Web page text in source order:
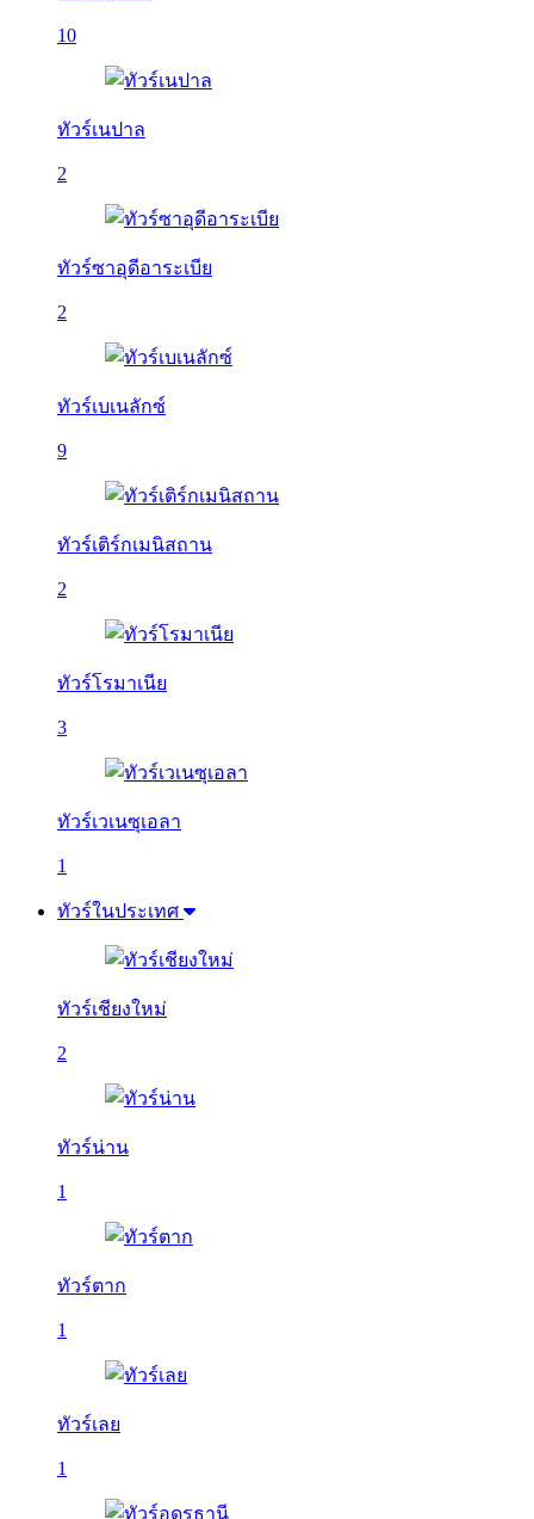
10
ทัวร์เนปาล
2
ทัวร์ซาอุดีอาระเบีย
2
ทัวร์เบเนลักซ์
9
ทัวร์เติร์กเมนิสถาน
2
ทัวร์โรมาเนีย
3
ทัวร์เวเนซุเอลา
1
ทัวร์ในประเทศ
ทัวร์เชียงใหม่
2
ทัวร์น่าน
1
ทัวร์ตาก
1
ทัวร์เลย
1